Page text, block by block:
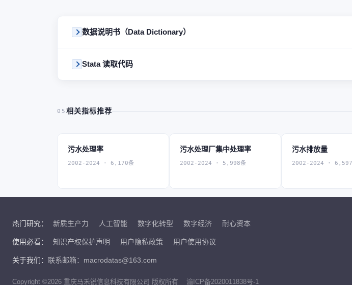
数据说明书（Data Dictionary）
Stata 读取代码
05 相关指标推荐
污水处理率
2002-2024 · 6,170条
污水处理厂集中处理率
2002-2024 · 5,998条
污水排放量
2002-2024 ·
热门研究： 新质生产力 人工智能 数字化转型 数字经济 耐心资本
使用必看： 知识产权保护声明 用户隐私政策 用户使用协议
关于我们： 联系邮箱：macrodatas@163.com
Copyright ©2026 重庆马禾锐信息科技有限公司 版权所有 渝ICP备2020011838号-1